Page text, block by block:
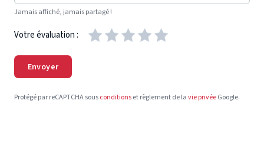
Jamais affiché, jamais partagé !
Votre évaluation :
Envoyer
Protégé par reCAPTCHA sousconditionset règlement de lavie privéeGoogle.